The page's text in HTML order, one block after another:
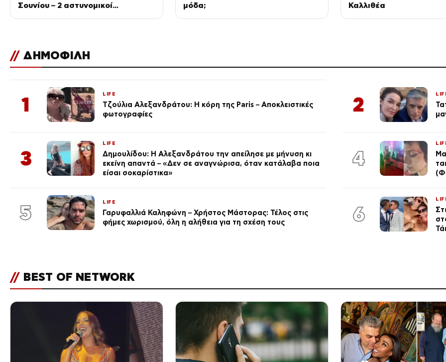
Σουνίου – 2 αστυνομικοί
μόδα;
Καλλιθέα
// ΔΗΜΟΦΙΛΗ
1 LIFE
Τζούλια Αλεξανδράτου: Η κόρη της Paris – Αποκλειστικές
φωτογραφίες
2
3
LIFE
Δημουλίδου: Η Αλεξανδράτου την απείλησε με μήνυση κι
εκείνη απαντά – «Δεν σε αναγνώρισα, όταν κατάλαβα ποια
είσαι σοκαρίστικα»
4
5 LIFE
Γαρυφαλλιά Καληφώνη – Χρήστος Μάστορας: Τέλος στις
φήμες χωρισμού, όλη η αλήθεια για τη σχέση τους
6
// BEST OF NETWORK